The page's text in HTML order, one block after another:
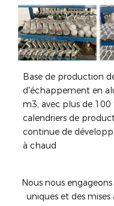
Base de production
d'échappement en
m3, avec plus de
calendriers de
continue de
à chaud
Nous nous
uniques et des